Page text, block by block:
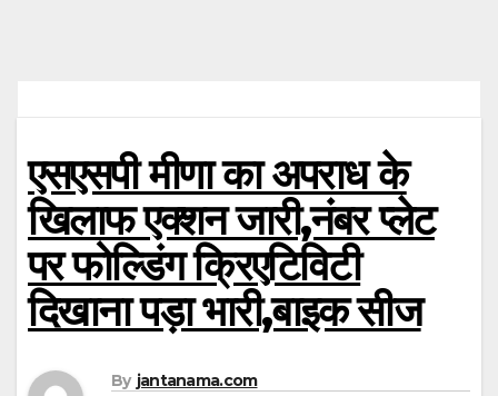
एसएसपी मीणा का अपराध के
खिलाफ एक्शन जारी,नंबर प्लेट
पर फोल्डिंग क्रिएटिविटी
दिखाना पड़ा भारी,बाइक सीज
By jantanama.com